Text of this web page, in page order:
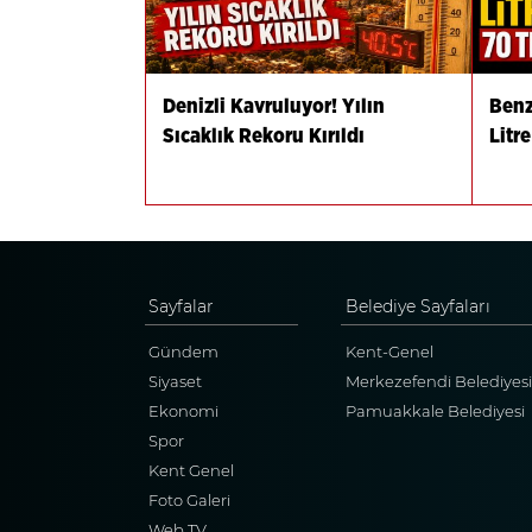
Denizli Kavruluyor! Yılın
Sıcaklık Rekoru Kırıldı
Sayfalar
Gündem
Siyaset
Ekonomi
Spor
Kent Genel
Foto Galeri
Belediye Sayfaları
Kent-Genel
Merkezefendi Belediyesi
Pamuakkale Belediyesi